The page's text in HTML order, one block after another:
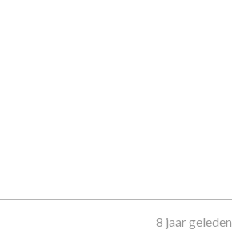
8 jaar geleden